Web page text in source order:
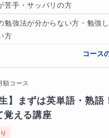
苦手・サッパリの方
勉強法が分からない方・勉強
方
コース
額コース
】まずは英単語・熟語
覚える講座